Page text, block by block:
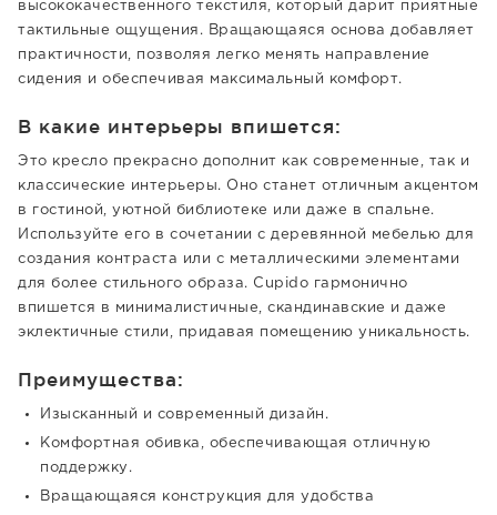
высококачественного текстиля, который дарит приятные
тактильные ощущения. Вращающаяся основа добавляет
практичности, позволяя легко менять направление
сидения и обеспечивая максимальный комфорт.
В какие интерьеры впишется:
Это кресло прекрасно дополнит как современные, так и
классические интерьеры. Оно станет отличным акцентом
в гостиной, уютной библиотеке или даже в спальне.
Используйте его в сочетании с деревянной мебелью для
создания контраста или с металлическими элементами
для более стильного образа. Cupido гармонично
впишется в минималистичные, скандинавские и даже
эклектичные стили, придавая помещению уникальность.
Преимущества:
Изысканный и современный дизайн.
Комфортная обивка, обеспечивающая отличную
поддержку.
Вращающаяся конструкция для удобства